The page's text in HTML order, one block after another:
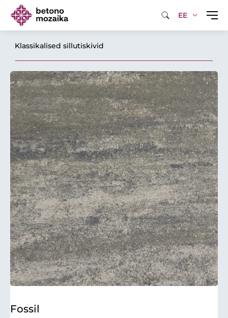
EE
Klassikalised sillutiskivid
Fossil